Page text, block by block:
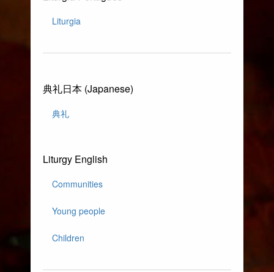
Liturgia
典礼日本 (Japanese)
典礼
Liturgy English
Communities
Young people
Children